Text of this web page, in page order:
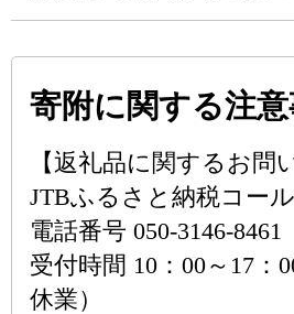
寄附に関する注
【返礼品に関するお問
JTBふるさと納税コー
電話番号 050-3146-8461
受付時間 10：00～17：
休業）